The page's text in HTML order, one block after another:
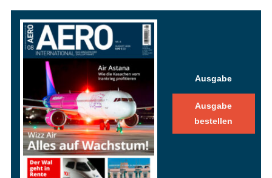
Ausgabe
Ausgabe
bestellen